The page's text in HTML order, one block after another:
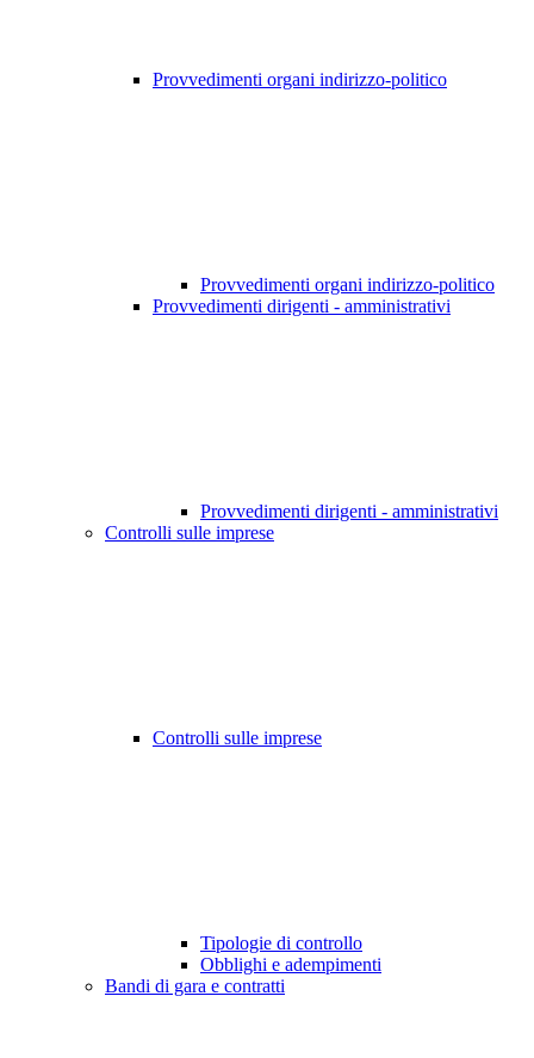
Provvedimenti organi indirizzo-politico
Provvedimenti organi indirizzo-politico
Provvedimenti dirigenti - amministrativi
Provvedimenti dirigenti - amministrativi
Controlli sulle imprese
Controlli sulle imprese
Tipologie di controllo
Obblighi e adempimenti
Bandi di gara e contratti